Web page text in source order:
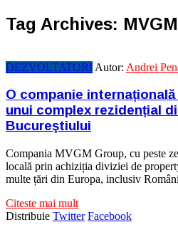
Tag Archives:
DEZVOLTATORI Autor: Andrei
O companie
unui complex rezidențial
Bucureştiului
Compania MVGM Group, cu peste
locală prin achiziția diviziei de
multe țări din Europa, inclusiv
Citeste mai mult
Distribuie Twitter Facebook